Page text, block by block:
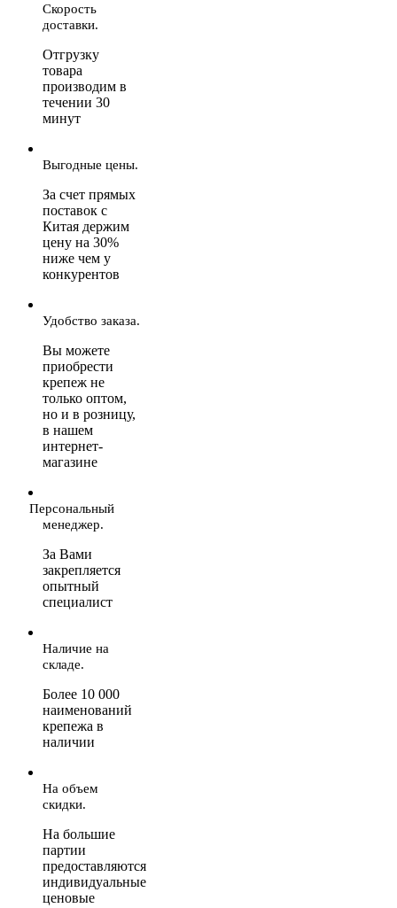
Скорость
доставки.
Отгрузку
товара
производим в
течении 30
минут
Выгодные цены.
За счет прямых
поставок с
Китая держим
цену на 30%
ниже чем у
конкурентов
Удобство заказа.
Вы можете
приобрести
крепеж не
только оптом,
но и в розницу,
в нашем
интернет-
магазине
Персональный
менеджер.
За Вами
закрепляется
опытный
специалист
Наличие на
складе.
Более 10 000
наименований
крепежа в
наличии
На объем
скидки.
На большие
партии
предоставляются
индивидуальные
ценовые